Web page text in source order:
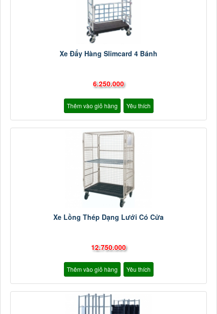
Xe Đẩy Hàng Slimcard 4 Bánh
6.250.000
Thêm vào giỏ hàng Yêu thích
Xe Lồng Thép Dạng Lưới Có Cửa
12.750.000
Thêm vào giỏ hàng Yêu thích